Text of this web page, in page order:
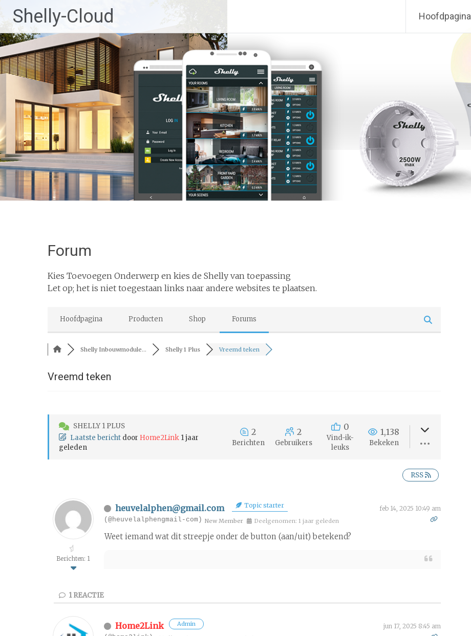
naar
de
inhoud
Shelly-Cloud Hoofdpagina
Forum
Kies Toevoegen Onderwerp en kies de Shelly van toepassing
Let op; het is niet toegestaan links naar andere websites te plaatsen.
Hoofdpagina Producten Shop Forums
Shelly Inbouwmodule... Shelly 1 Plus Vreemd teken
Vreemd teken
SHELLY 1 PLUS
Laatste bericht door Home2Link 1 jaar
geleden
2
Berichten
2
Gebruikers
0
Vind-ik-
leuks
1,138
Bekeken
RSS
Berichten: 1
heuvelalphen@gmail.com Topic starter
feb 14, 2025 10:49 am
(@heuvelalphengmail-com) New Member Deelgenomen: 1 jaar geleden
Weet iemand wat dit streepje onder de button (aan/uit) betekend?
1REACTIE
Home2Link Admin
jun 17, 2025 8:45 am